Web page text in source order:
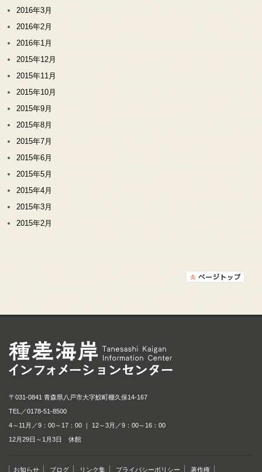
2016年3月
2016年2月
2016年1月
2015年12月
2015年11月
2015年10月
2015年9月
2015年8月
2015年7月
2015年6月
2015年5月
2015年4月
2015年3月
2015年2月
〒031-0841 青森県八戸市大字鮫町棚久保14-167
TEL／0178-51-8500
4～11月／9：00～17：00 ｜ 12～3月／9：00～16：00
12月29日～1月3日 休館
お知らせ ブログ リンク集 プライバシーポリシー 著作権